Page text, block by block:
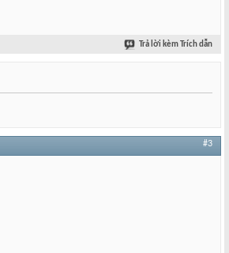
Trả lời kèm Trích dẫn
#3